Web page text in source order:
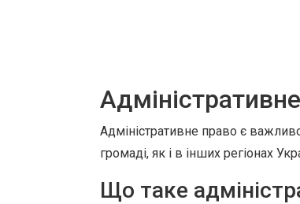
Адміністративне право є
громаді, як і в інших регіонах
Що таке